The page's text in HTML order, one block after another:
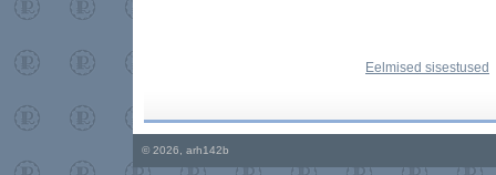
Eelmised sisestused
© 2026, arh142b